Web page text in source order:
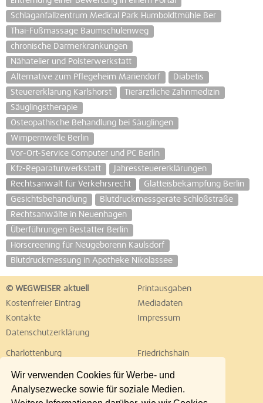
Wir verwenden Cookies für Werbe- und
Analysezwecke sowie für soziale Medien.
Schlaganfallzentrum Medical Park Humboldtmühle Ber
Thai-Fußmassage Baumschulenweg
chronische Darmerkrankungen
Nähatelier und Polsterwerkstatt
Alternative zum Pflegeheim Mariendorf
Diabetis
Steuererklärung Karlshorst
Tierärztliche Zahnmedizin
Säuglingstherapie
Osteopathische Behandlung bei Säuglingen
Wimpernwelle Berlin
Vor-Ort-Service Computer und PC Berlin
Kfz-Reparaturwerkstatt
Jahressteuererklärungen
Rechtsanwalt für Verkehrsrecht
Glatteisbekämpfung Berlin
Gesichtsbehandlung
Blutdruckmessgeräte Schloßstraße
Rechtsanwälte in Neuenhagen
Überführungen Bestatter Berlin
Hörscreening für Neugeborenn Kaulsdorf
Blutdruckmessung in Apotheke Nikolassee
© WEGWEISER aktuell
Printausgaben
Kostenfreier Eintrag
Mediadaten
Kontakte
Impressum
Datenschutzerklärung
Charlottenburg
Friedrichshain
Lichtenberg
Marzahn